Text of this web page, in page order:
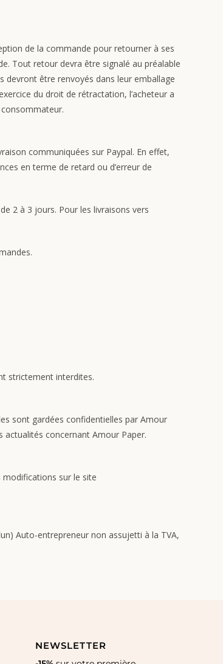
de la commande pour retourner à ses
Tout retour devra être signalé au préalable
devront être renvoyés dans leur emballage
du droit de rétractation, l’acheteur a
communiquées sur Paypal. En effet,
en terme de retard ou d’erreur de
2 à 3 jours. Pour les livraisons vers
strictement interdites.
sont gardées confidentielles par Amour
actualités concernant Amour Paper.
sur le site
Auto-entrepreneur non assujetti à la TVA,
NEWSLETTER